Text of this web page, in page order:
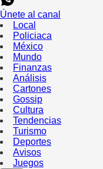
Únete al canal
Local
Policiaca
México
Mundo
Finanzas
Análisis
Cartones
Gossip
Cultura
Tendencias
Turismo
Deportes
Avisos
Juegos